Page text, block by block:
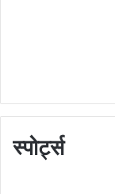
स्पोर्ट्स